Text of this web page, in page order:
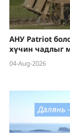
АНУ Patriot
хүчин чадлыг
төлөвлөж байна
04-Aug-2026